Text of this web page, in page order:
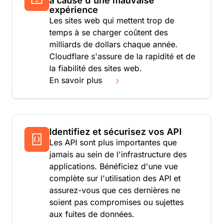
expérience
Les sites web qui mettent trop de
temps à se charger coûtent des
milliards de dollars chaque année.
Cloudflare s'assure de la rapidité et de
la fiabilité des sites web.
En savoir plus
Identifiez et sécurisez vos API
Les API sont plus importantes que
jamais au sein de l'infrastructure des
applications. Bénéficiez d'une vue
complète sur l'utilisation des API et
assurez-vous que ces dernières ne
soient pas compromises ou sujettes
aux fuites de données.